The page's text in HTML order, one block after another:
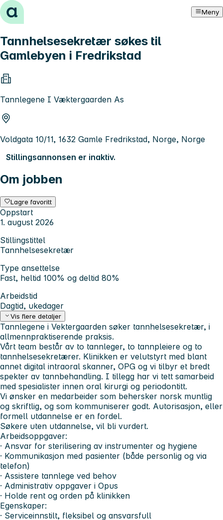
Hopp til innhold Meny
Tannhelsesekretær søkes til
Gamlebyen i Fredrikstad
Tannlegene I Væktergaarden As
Voldgata 10/11, 1632 Gamle Fredrikstad, Norge, Norge
Stillingsannonsen er inaktiv.
Om jobben
Lagre favoritt
Oppstart
1. august 2026
Stillingstittel
Tannhelsesekretær
Type ansettelse
Fast, heltid 100% og deltid 80%
Arbeidstid
Dagtid, ukedager
Vis flere detaljer
Tannlegene i Vektergaarden søker tannhelsesekretær, i
allmennpraktiserende praksis.
Vårt team består av to tannleger, to tannpleiere og to
tannhelsesekretærer. Klinikken er velutstyrt med blant
annet digital intraoral skanner, OPG og vi tilbyr et bredt
spekter av tannbehandling. I tillegg har vi tett samarbeid
med spesialister innen oral kirurgi og periodontitt.
Vi ønsker en medarbeider som behersker norsk muntlig
og skriftlig, og som kommuniserer godt. Autorisasjon, eller
formell utdannelse er en fordel.
Søkere uten utdannelse, vil bli vurdert.
Arbeidsoppgaver:
· Ansvar for sterilisering av instrumenter og hygiene
· Kommunikasjon med pasienter (både personlig og via
telefon)
· Assistere tannlege ved behov
· Administrativ oppgaver i Opus
· Holde rent og orden på klinikken
Egenskaper:
· Serviceinnstilt, fleksibel og ansvarsfull